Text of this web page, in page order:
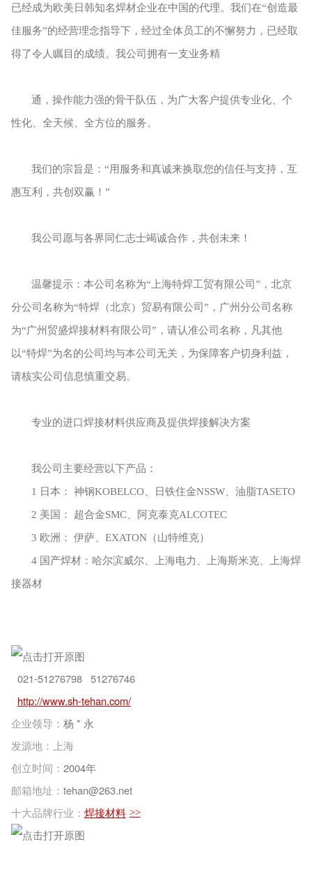
已经成为欧美日韩知名焊材企业在中国的代理。我们在“创造最
佳服务”的经营理念指导下，经过全体员工的不懈努力，已经取
得了令人瞩目的成绩。我公司拥有一支业务精
通，操作能力强的骨干队伍，为广大客户提供专业化、个
性化、全天候、全方位的服务。
我们的宗旨是：“用服务和真诚来换取您的信任与支持，互
惠互利，共创双赢！”
我公司愿与各界同仁志士竭诚合作，共创未来！
温馨提示：本公司名称为“上海特焊工贸有限公司”，北京
分公司名称为“特焊（北京）贸易有限公司”，广州分公司名称
为“广州贸盛焊接材料有限公司”，请认准公司名称，凡其他
以“特焊”为名的公司均与本公司无关，为保障客户切身利益，
请核实公司信息慎重交易。
专业的进口焊接材料供应商及提供焊接解决方案
我公司主要经营以下产品：
1 日本： 神钢KOBELCO、日铁住金NSSW、油脂TASETO
2 美国： 超合金SMC、阿克泰克ALCOTEC
3 欧洲： 伊萨、EXATON（山特维克）
4 国产焊材：哈尔滨威尔、上海电力、上海斯米克、上海焊
接器材
021-51276798 51276746
http://www.sh-tehan.com/
企业领导： 杨 * 永
发源地：上海
创立时间： 2004年
邮箱地址： tehan@263.net
十大品牌行业： 焊接材料 >>